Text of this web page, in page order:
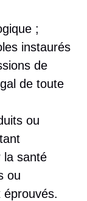
;
instaurés
de
de toute
ou
la santé
ou